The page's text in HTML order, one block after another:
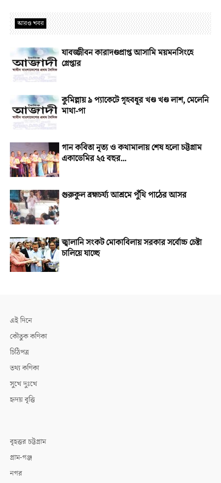
আরও খবর
যাবজ্জীবন কারাদণ্ডপ্রাপ্ত আসামি ময়মনসিংহে
গ্রেপ্তার
কুমিল্লায় ৯ প্যাকেটে গৃহবধূর খণ্ড খণ্ড লাশ, মেলেনি
মাথা-পা
গান কবিতা নৃত্য ও কথামালায় শেষ হলো চট্টগ্রাম
একাডেমির ২৫ বছর...
গুরুকুল ব্রহ্মচর্য্য আশ্রমে পুঁথি পাঠের আসর
জ্বালানি সংকট মোকাবিলায় সরকার সর্বোচ্চ চেষ্টা
চালিয়ে যাচ্ছে
এই দিনে
কৌতুক কণিকা
চিঠিপত্র
তথ্য কণিকা
সুখে দুঃখে
হৃদয় বৃত্তি
বৃহত্তর চট্টগ্রাম
গ্রাম-গঞ্জ
নগর